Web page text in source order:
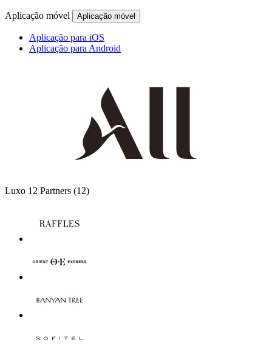
Aplicação móvel Aplicação móvel
Aplicação para iOS
Aplicação para Android
Luxo 12 Partners (12)